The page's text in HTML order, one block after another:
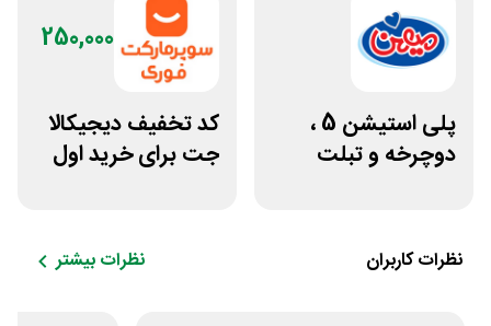
پلی استیشن 5 ،
دوچرخه و تبلت
250,000
کد تخفیف دیجیکالا
جت برای خرید اول
نظرات کاربران نظرات بیشتر